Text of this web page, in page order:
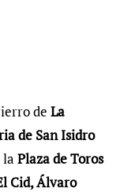
de La
de San Isidro
la Plaza de Toros
Cid, Álvaro